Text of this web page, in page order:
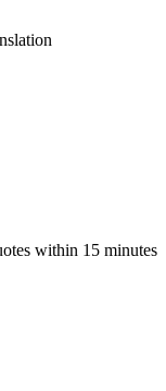
within 15 minutes